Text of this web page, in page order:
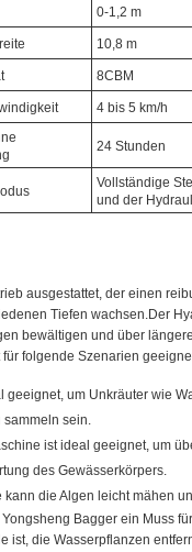
0-1,2 m
10,8 m
8CBM
4 bis 5 km/h
24 Stunden
Vollständige
und der
ausgestattet, der einen
Tiefen wachsen.Der
bewältigen und über
folgende Szenarien
geeignet, um Unkräuter wie
sammeln sein.
ist ideal geeignet, um
des Gewässerkörpers.
kann die Algen leicht mähen
Bagger ein Muss
ist, die Wasserpflanzen